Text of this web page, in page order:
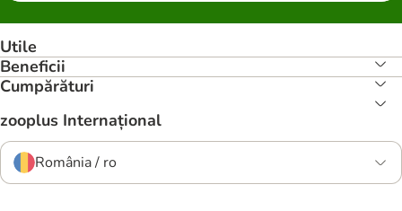
Utile
Beneficii
Cumpărături
zooplus Internațional
România / ro